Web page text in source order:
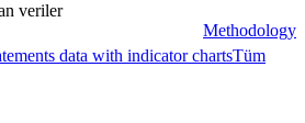
veriler
Methodology
data with indicator chartsTüm